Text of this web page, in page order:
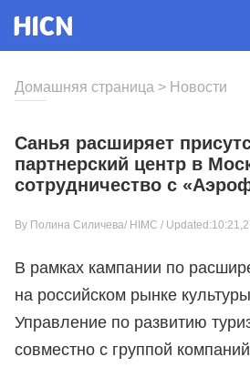
Домашняя страница > Новости
Санья расширяет
партнерский центр в
сотрудничество с
By Полина Силичева/ HIMC /
В рамках кампании по
на российском рынке
Управление по развитию
совместно с группой